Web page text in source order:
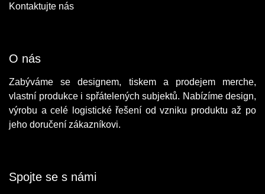
Kontaktujte nás
O nás
Zabýváme se designem, tiskem a prodejem merche,
vlastní produkce i spřátelených subjektů. Nabízíme design,
výrobu a celé logistické řešení od vzniku produktu až po
jeho doručení zákazníkovi.
Spojte se s námi